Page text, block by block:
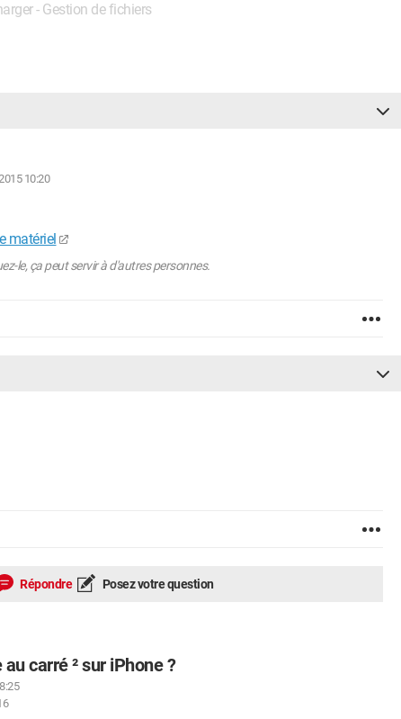
- Gestion de fichiers
10:20
matériel
le, ça peut servir à d'autres personnes.
Répondre Posez votre question
carré ² sur iPhone ?